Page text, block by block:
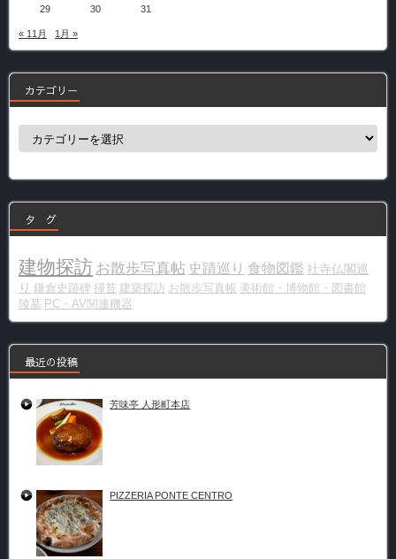
29 30 31
« 11月 1月 »
カテゴリー
カ
ー
タ グ
建物探訪 お散歩写真帖 史蹟巡り 食物図鑑 社寺仏閣巡
り 鎌倉史跡碑 掃苔 建築探訪 お散歩写真帳 美術館・博物館・図書館
陵墓 PC・AV関連機器
最近の投稿
芳味亭 人形町本店
PIZZERIA PONTE CENTRO